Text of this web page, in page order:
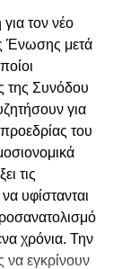
Εισαγγελέα
που
τον νέο
Ένωσης μετά
της Συνόδου
για
του
τις
υφίστανται
χρόνια. Την
να εγκρίνουν